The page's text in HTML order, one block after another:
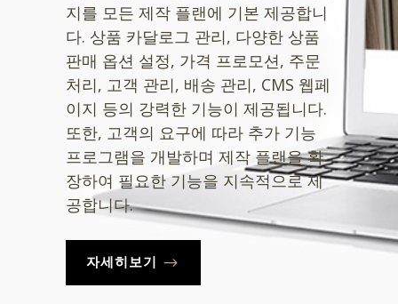
지를 모든 제작 플랜에 기본 제공합니
다. 상품 카달로그 관리, 다양한 상품
판매 옵션 설정, 가격 프로모션, 주문
처리, 고객 관리, 배송 관리, CMS 웹페
이지 등의 강력한 기능이 제공됩니다.
또한, 고객의 요구에 따라 추가 기능
프로그램을 개발하며 제작 플랜을 확
장하여 필요한 기능을 지속적으로 제
공합니다.
자세히보기